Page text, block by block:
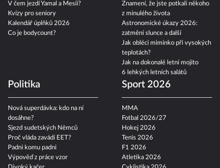
V čem jezdí Yamal a Mesii?
Kvízy pro seniory
Kalendář úplňků 2026
Co je bodycount?
Znamení, že jste potkali někoho
z minulého života
Astronomické úkazy 2026:
zatmění slunce a další
Jak obléci miminko při vysokých
teplotách?
Jak na dokonalé letní mojito
6 lehkých letních salátů
Politika
Nová superdávka: kdo na ní
dosáhne?
Sjezd sudetských Němců
Proč vláda zavádí EET?
Padni komu padni
Výpověď z práce vzor
Sport 2026
MMA
Fotbal 2026/27
Hokej 2026
Tenis 2026
F1 2026
Atletika 2026